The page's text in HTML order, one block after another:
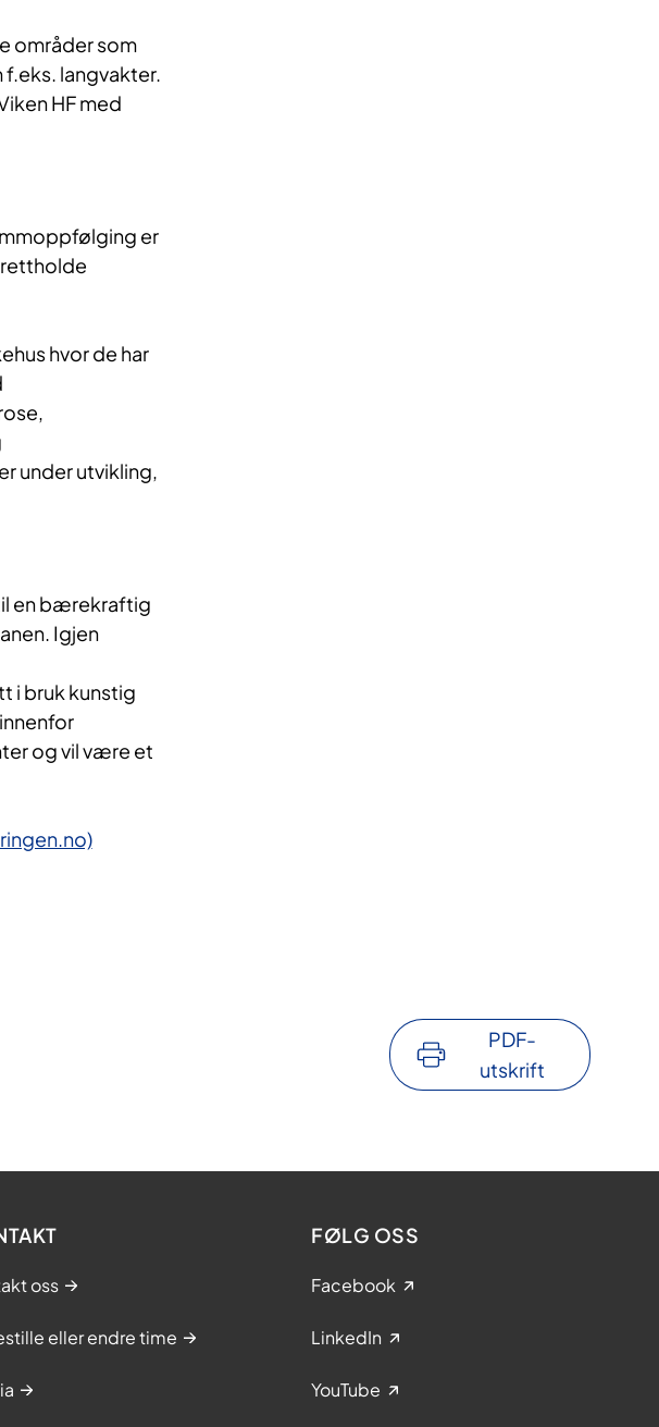
områder som
langvakter.
HF med
er
hvor de har
under utvikling,
en bærekraftig
Igjen
i bruk kunstig
og vil være et
PDF-
utskrift
oss
eller endre time
FØLG OSS
Facebook
LinkedIn
YouTube